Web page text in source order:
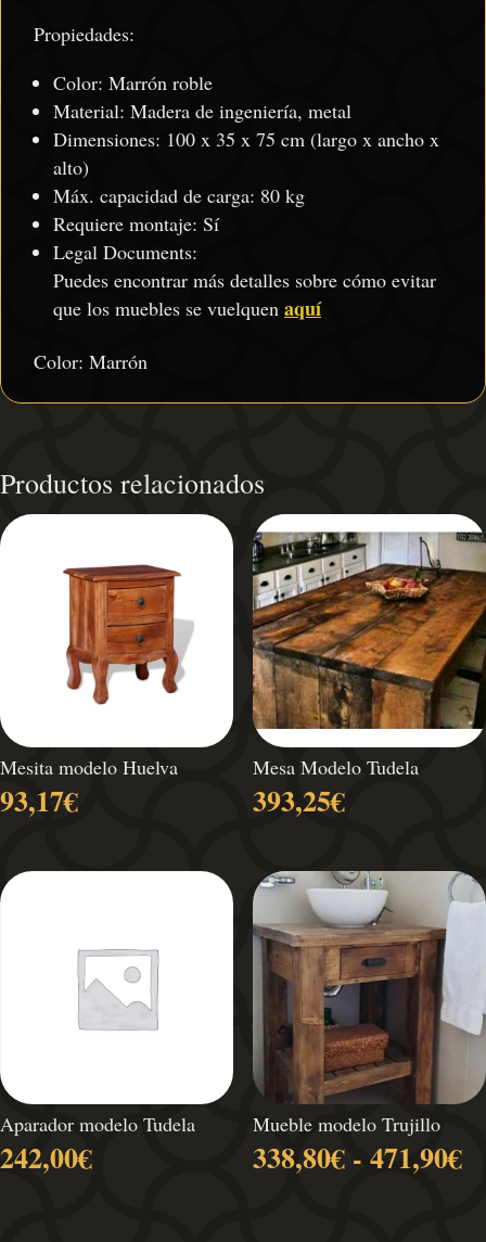
Propiedades:
Color: Marrón roble
Material: Madera de ingeniería, metal
Dimensiones: 100 x 35 x 75 cm (largo x ancho x
alto)
Máx. capacidad de carga: 80 kg
Requiere montaje: Sí
Legal Documents:
Puedes encontrar más detalles sobre cómo evitar
que los muebles se vuelquen aquí
Color: Marrón
Productos relacionados
Mesita modelo Huelva
93,17€
Mesa Modelo Tudela
393,25€
Aparador modelo Tudela
242,00€
Mueble modelo Trujillo
338,80€ - 471,90€